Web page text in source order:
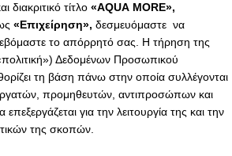
διακριτικό τίτλο «AQUA MORE»,
«Επιχείρηση», δεσμευόμαστε να
το απόρρητό σας. Η τήρηση της
Δεδομένων Προσωπικού
τη βάση πάνω στην οποία συλλέγονται
προμηθευτών, αντιπροσώπων και
για την λειτουργία της και την
της σκοπών.